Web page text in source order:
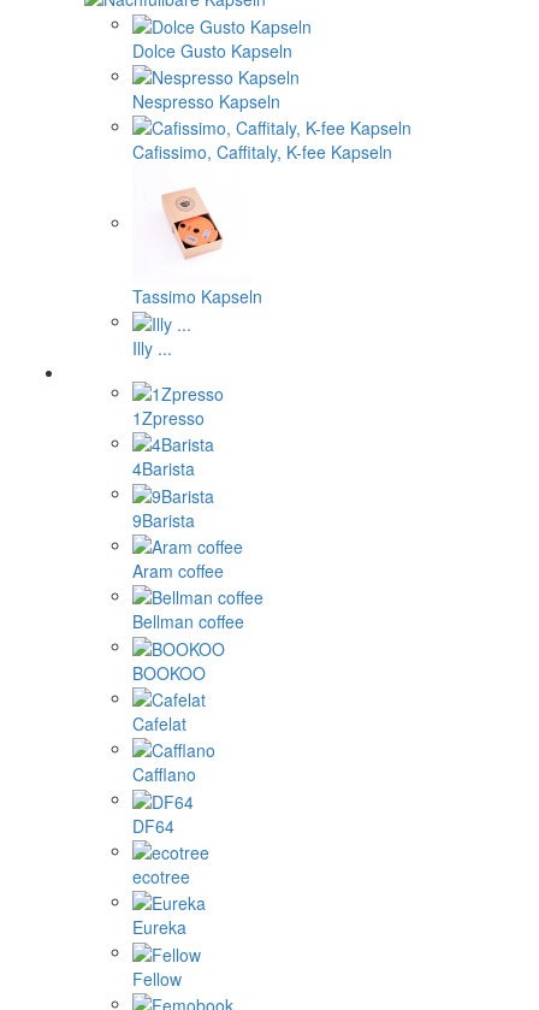
Dolce Gusto Kapseln
Nespresso Kapseln
Cafissimo, Caffitaly, K-fee Kapseln
Tassimo Kapseln
Illy ...
1Zpresso
4Barista
9Barista
Aram coffee
Bellman coffee
BOOKOO
Cafelat
Cafflano
DF64
ecotree
Eureka
Fellow